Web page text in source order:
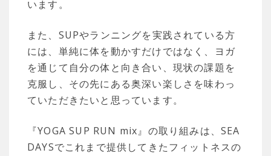
います。
また、SUPやランニングを実践されている方
には、単純に体を動かすだけではなく、ヨガ
を通じて自分の体と向き合い、現状の課題を
克服し、その先にある奥深い楽しさを味わっ
ていただきたいと思っています。
『YOGA SUP RUN mix』の取り組みは、SEA
DAYSでこれまで提供してきたフィットネスの